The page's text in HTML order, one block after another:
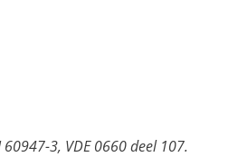
60947-3, VDE 0660 deel 107.